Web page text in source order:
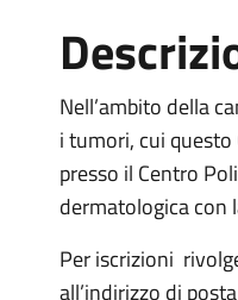
Nell’ambito della
i tumori, cui
presso il Centro
dermatologica con
Per iscrizioni
all’indirizzo di